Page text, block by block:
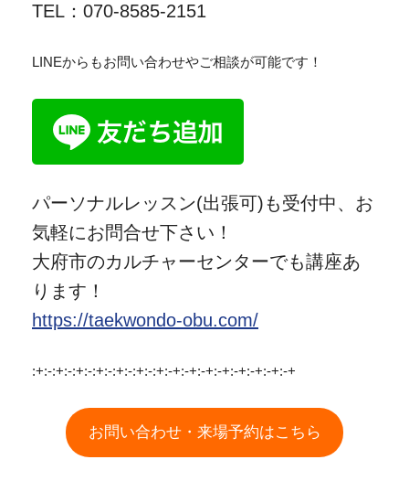
TEL：070-8585-2151
LINEからもお問い合わせやご相談が可能です！
パーソナルレッスン(出張可)も受付中、お
気軽にお問合せ下さい！
大府市のカルチャーセンターでも講座あ
ります！
https://taekwondo-obu.com/
:+:-:+:-:+:-:+:-:+:-:+:-:+:-+:-+:-+:-+:-+:-+:-+:-+
お問い合わせ・来場予約はこちら